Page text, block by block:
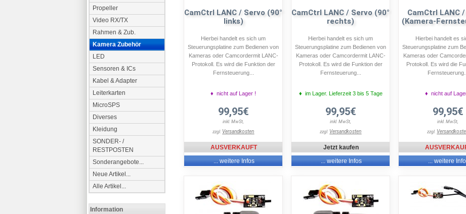
Propeller
Video RX/TX
Rahmen & Zub.
Kamera Zubehör
LED
Sensoren & ICs
Kabel & Adapter
Leiterkarten
MicroSPS
Diverses
Kleidung
SONDER- /
RESTPOSTEN
Sonderangebote...
Neue Artikel...
Alle Artikel...
Information
CamCtrl LANC / Servo (90°
links)
Hierbei handelt es sich um
Steuerungsplatine zum Bedienen von
Kameras oder Camcordermit LANC-
Protokoll. Es wird die Funktion der
Fernsteuerung...
♦ nicht auf Lager !
99,95€
inkl. MwSt,
zzgl. Versandkosten
AUSVERKAUFT
... weitere Infos
CamCtrl LANC / Servo (90°
rechts)
Hierbei handelt es sich um
Steuerungsplatine zum Bedienen von
Kameras oder Camcordermit LANC-
Protokoll. Es wird die Funktion der
Fernsteuerung...
♦ im Lager. Lieferzeit 3 bis 5 Tage
99,95€
inkl. MwSt,
zzgl. Versandkosten
Jetzt kaufen
... weitere Infos
CamCtrl LANC
(Kamera-
Hierbei handelt es
Steuerungsplatine zum
Kameras oder
Protokoll. Es wird die
Fernsteuerung...
♦ nicht auf
99,95€
inkl. MwSt,
zzgl.
... weitere